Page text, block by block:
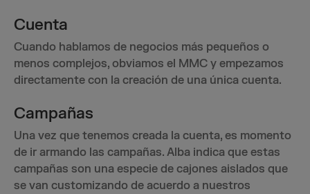
Cuenta
Cuando hablamos de negocios más pequeños o
menos complejos, obviamos el MMC y empezamos
directamente con la creación de una única cuenta.
Campañas
Una vez que tenemos creada la cuenta, es momento
de ir armando las campañas. Alba indica que estas
campañas son una especie de cajones aislados que
se van customizando de acuerdo a nuestros